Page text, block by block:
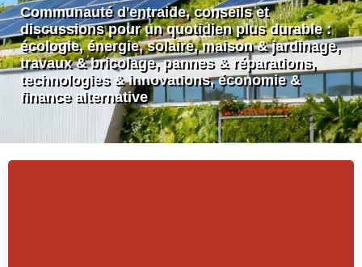
Communauté d'entraide, conseils et
discussions pour un quotidien plus durable :
écologie, énergie, solaire, maison & jardinage,
travaux & bricolage, pannes & réparations,
technologies & innovations, économie &
finance alternative